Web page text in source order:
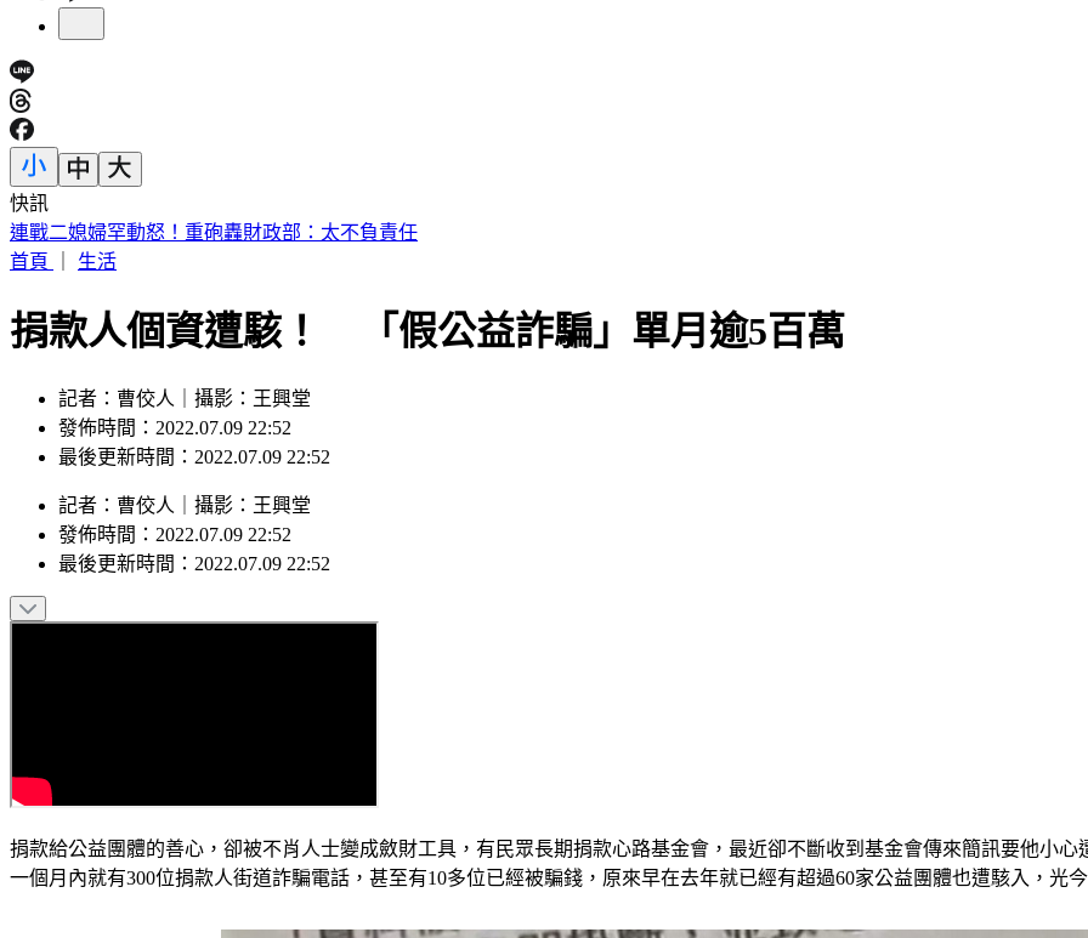
快訊
連戰二媳婦罕動怒！重砲轟財政部：太不負責任
首頁
生活
捐款人個資遭駭！ 「假公益詐騙」單月逾5百萬
記者：曹佼人｜攝影：王興堂
發佈時間：2022.07.09 22:52
最後更新時間：2022.07.09 22:52
記者 ： 曹佼人 攝影 ： 王興堂
發佈時間： 2022.07.09 22:52
最後更新時間： 2022.07.09 22:52
捐款給公益團體的善心，卻被不肖人士變成斂財工具，有民眾長期捐款心路基金會，最近卻不斷收到基金會傳來簡訊要他小
一個月內就有300位捐款人街道詐騙電話，甚至有10多位已經被騙錢，原來早在去年就已經有超過60家公益團體也遭駭入，光